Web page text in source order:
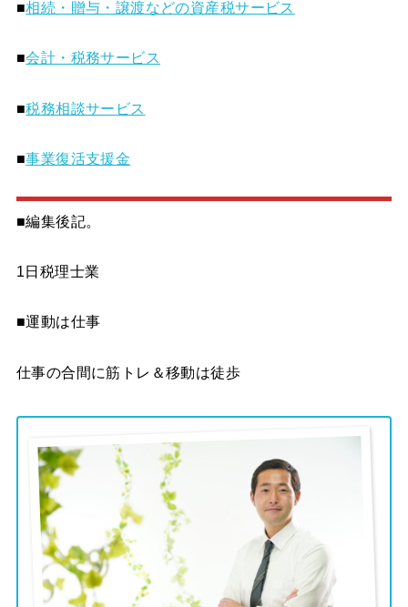
■相続・贈与・譲渡などの資産税サービス
■会計・税務サービス
■税務相談サービス
■事業復活支援金
■編集後記。
1日税理士業
■運動は仕事
仕事の合間に筋トレ＆移動は徒歩